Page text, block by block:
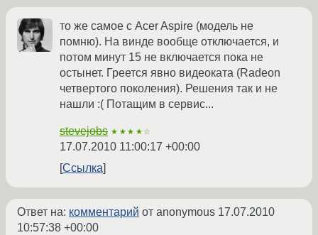
то же самое с Acer Aspire (модель не
помню). На винде вообще отключается, и
потом минут 15 не включается пока не
остынет. Греется явно видеоката (Radeon
четвертого поколения). Решения так и не
нашли :( Потащим в сервис...
stevejobs ★★★★☆
17.07.2010 11:00:17 +00:00
Ссылка
Ответ на: комментарий от anonymous 17.07.2010
10:57:38 +00:00